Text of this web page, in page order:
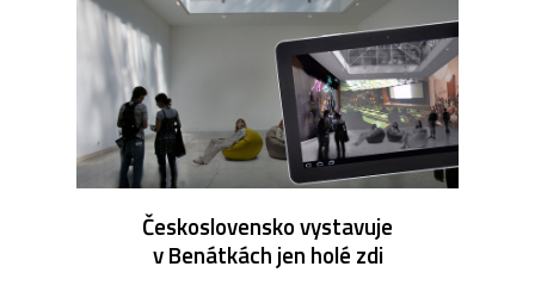
Československo vystavuje
v Benátkách jen holé zdi